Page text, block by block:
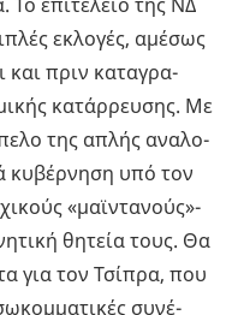
εκλο­γές, αμέ­σως
και πριν κα­τα­γρα­
κα­τάρ­ρευ­σης. Με
της απλής ανα­λο­
κυ­βέρ­νη­ση υπό τον
«μαϊ­ντα­νούς»-
θη­τεία τους. Θα
για τον Τσί­πρα, που
συ­νέ­